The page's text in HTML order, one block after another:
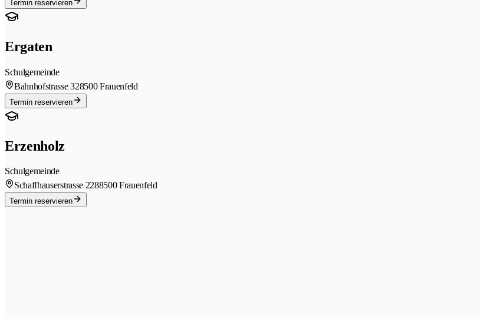
Termin reservieren
Ergaten
Schulgemeinde
Bahnhofstrasse 328500 Frauenfeld
Termin reservieren
Erzenholz
Schulgemeinde
Schaffhauserstrasse 2288500 Frauenfeld
Termin reservieren